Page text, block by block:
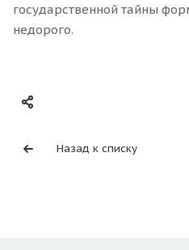
государственной тайны
недорого.
Назад к списку